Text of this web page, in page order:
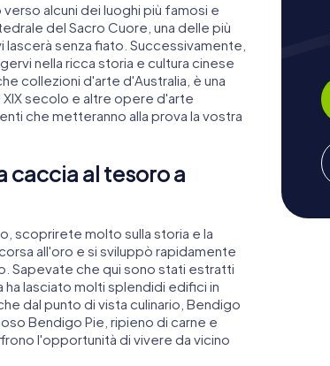
alcuni dei luoghi più famosi e
del Sacro Cuore, una delle più
senza fiato. Successivamente,
nella ricca storia e cultura cinese
collezioni d'arte d'Australia, è una
secolo e altre opere d'arte
che metteranno alla prova la vostra
caccia al tesoro a
scoprirete molto sulla storia e la
all'oro e si sviluppò rapidamente
Sapevate che qui sono stati estratti
lasciato molti splendidi edifici in
dal punto di vista culinario, Bendigo
Bendigo Pie, ripieno di carne e
l'opportunità di vivere da vicino